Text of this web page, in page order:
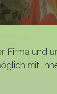
Firma und
mit